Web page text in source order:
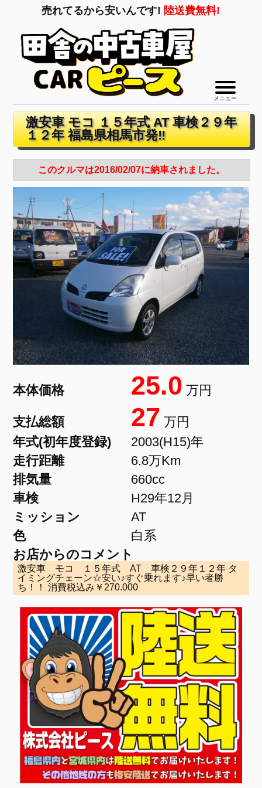
売れてるから安いんです! 陸送費無料!
メニュー
激安車 モコ １５年式 AT 車検２９年
１２年 福島県相馬市発‼
このクルマは2016/02/07に納車されました。
本体価格 25.0 万円
支払総額 27 万円
年式(初年度登録)
2003(H15)年
走行距離
6.8万Km
排気量
660cc
車検
H29年12月
ミッション
AT
色
白系
お店からのコメント
激安車 モコ １５年式 AT 車検２９年１２年 タ
イミングチェーン☆安い♪すぐ乗れます♪早い者勝
ち！！ 消費税込み￥270.000